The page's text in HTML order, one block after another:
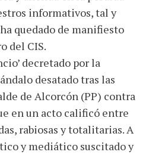
informativos, tal y
quedado de manifiesto
del CIS.
decretado por la
desatado tras las
de Alcorcón (PP) contra
en un acto calificó entre
rabiosas y totalitarias. A
y mediático suscitado y